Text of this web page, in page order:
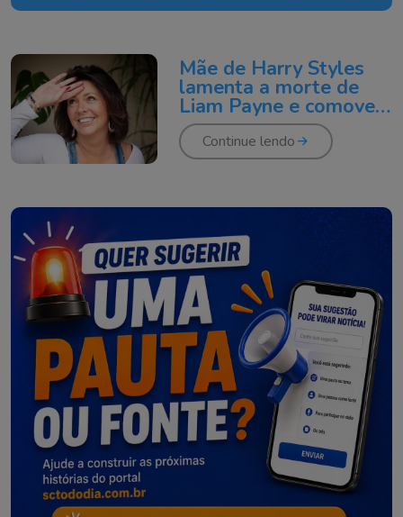
Liam Payne
Mãe de Harry Styles
lamenta a morte de
Liam Payne e comove
fãs
Continue lendo